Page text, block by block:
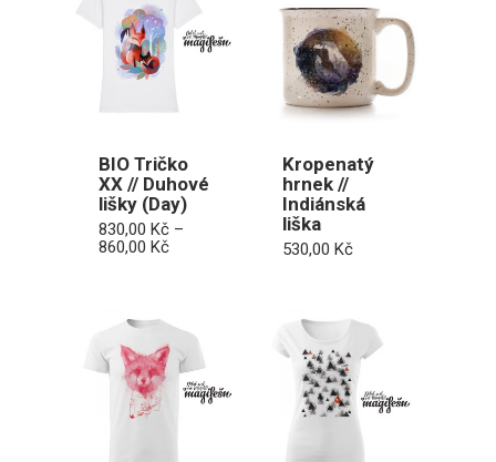
BIO Tričko
XX // Duhové
lišky (Day)
830,00 Kč –
860,00 KčRozpětí
Kropenatý
hrnek //
Indiánská
liška
530,00 Kč